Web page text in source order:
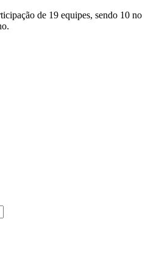
de 19 equipes, sendo 10 no